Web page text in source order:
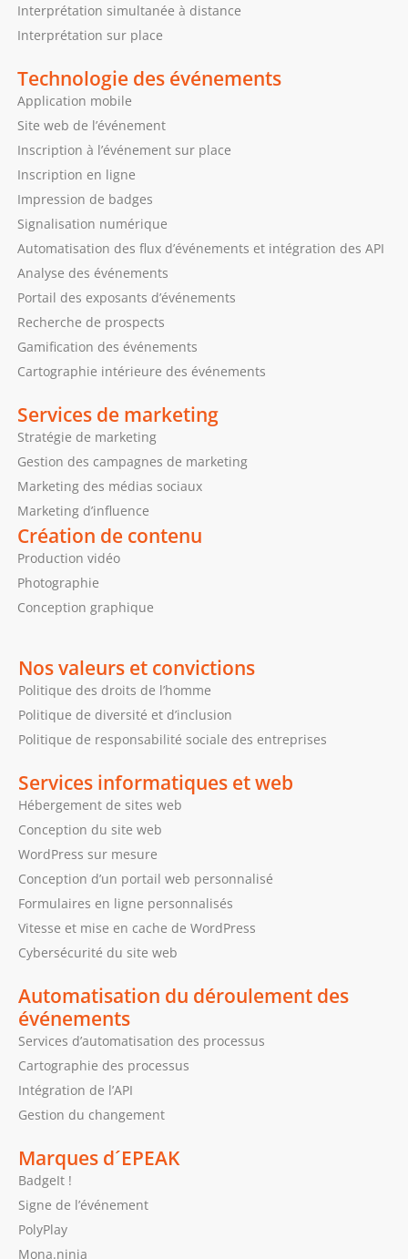
Interprétation simultanée à distance
Interprétation sur place
Technologie des événements
Application mobile
Site web de l’événement
Inscription à l’événement sur place
Inscription en ligne
Impression de badges
Signalisation numérique
Automatisation des flux d’événements et intégration des API
Analyse des événements
Portail des exposants d’événements
Recherche de prospects
Gamification des événements
Cartographie intérieure des événements
Services de marketing
Stratégie de marketing
Gestion des campagnes de marketing
Marketing des médias sociaux
Marketing d’influence
Création de contenu
Production vidéo
Photographie
Conception graphique
Nos valeurs et convictions
Politique des droits de l’homme
Politique de diversité et d’inclusion
Politique de responsabilité sociale des entreprises
Services informatiques et web
Hébergement de sites web
Conception du site web
WordPress sur mesure
Conception d’un portail web personnalisé
Formulaires en ligne personnalisés
Vitesse et mise en cache de WordPress
Cybersécurité du site web
Automatisation du déroulement des
événements
Services d’automatisation des processus
Cartographie des processus
Intégration de l’API
Gestion du changement
Marques d´EPEAK
BadgeIt !
Signe de l’événement
PolyPlay
Mona.ninja